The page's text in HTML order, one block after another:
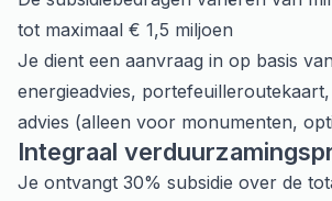
tot maximaal € 1,5 miljoen
Je dient een aanvraag in op basis
energieadvies, portefeuilleroutekaart
advies (alleen voor monumenten,
Integraal
Je ontvangt 30% subsidie over de